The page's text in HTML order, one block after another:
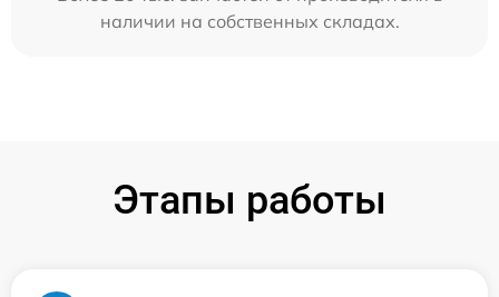
наличии на собственных складах.
Этапы работы